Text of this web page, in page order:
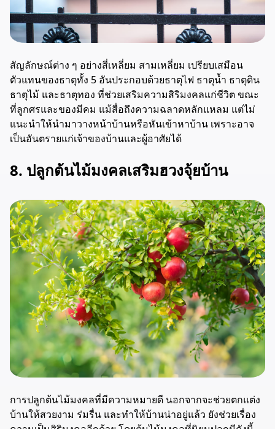
สัญลักษณ์ต่าง ๆ อย่างสี่เหลี่ยม สามเหลี่ยม เปรียบเสมือน
ตัวแทนของธาตุทั้ง 5 อันประกอบด้วยธาตุไฟ ธาตุน้ำ ธาตุดิน
ธาตุไม้ และธาตุทอง ที่ช่วยเสริมความสิริมงคลแก่ชีวิต ขณะ
ที่ลูกศรและของมีคม แม้สื่อถึงความฉลาดหลักแหลม แต่ไม่
แนะนำให้นำมาวางหน้าบ้านหรือหันเข้าหาบ้าน เพราะอาจ
เป็นอันตรายแก่เจ้าของบ้านและผู้อาศัยได้
8. ปลูกต้นไม้มงคลเสริมฮวงจุ้ยบ้าน
การปลูกต้นไม้มงคลที่มีความหมายดี นอกจากจะช่วยตกแต่ง
บ้านให้สวยงาม ร่มรื่น และทำให้บ้านน่าอยู่แล้ว ยังช่วยเรื่อง